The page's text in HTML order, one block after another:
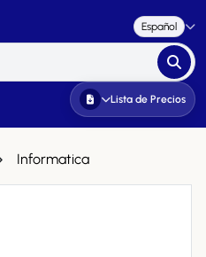
Español
Lista de Precios
Informatica